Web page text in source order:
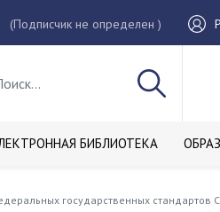
(Подписчик не определен )
БИБЛИОТЕКА
государственных стандартов